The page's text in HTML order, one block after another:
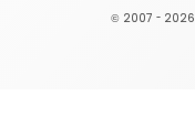
© 2007 - 2026